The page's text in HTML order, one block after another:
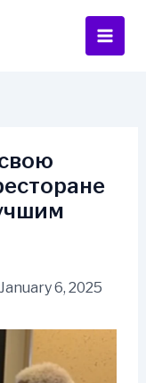
Main
January 6, 2025